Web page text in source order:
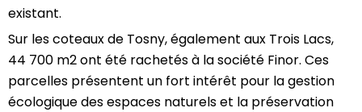
existant.
Sur les coteaux de Tosny, également aux Trois Lacs,
44 700 m2 ont été rachetés à la société Finor. Ces
parcelles présentent un fort intérêt pour la gestion
écologique des espaces naturels et la préservation